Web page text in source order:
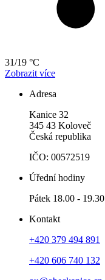
31/19 °C
Zobrazit více
Adresa
Kanice 32
345 43 Koloveč
Česká republika
IČO: 00572519
Úřední hodiny
Pátek 18.00 - 19.30
Kontakt
+420 379 494 891
+420 606 740 132